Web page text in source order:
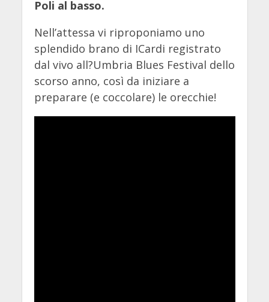
Poli al basso.
Nell’attessa vi riproponiamo uno
splendido brano di ICardi registrato
dal vivo all?Umbria Blues Festival dello
scorso anno, così da iniziare a
preparare (e coccolare) le orecchie!